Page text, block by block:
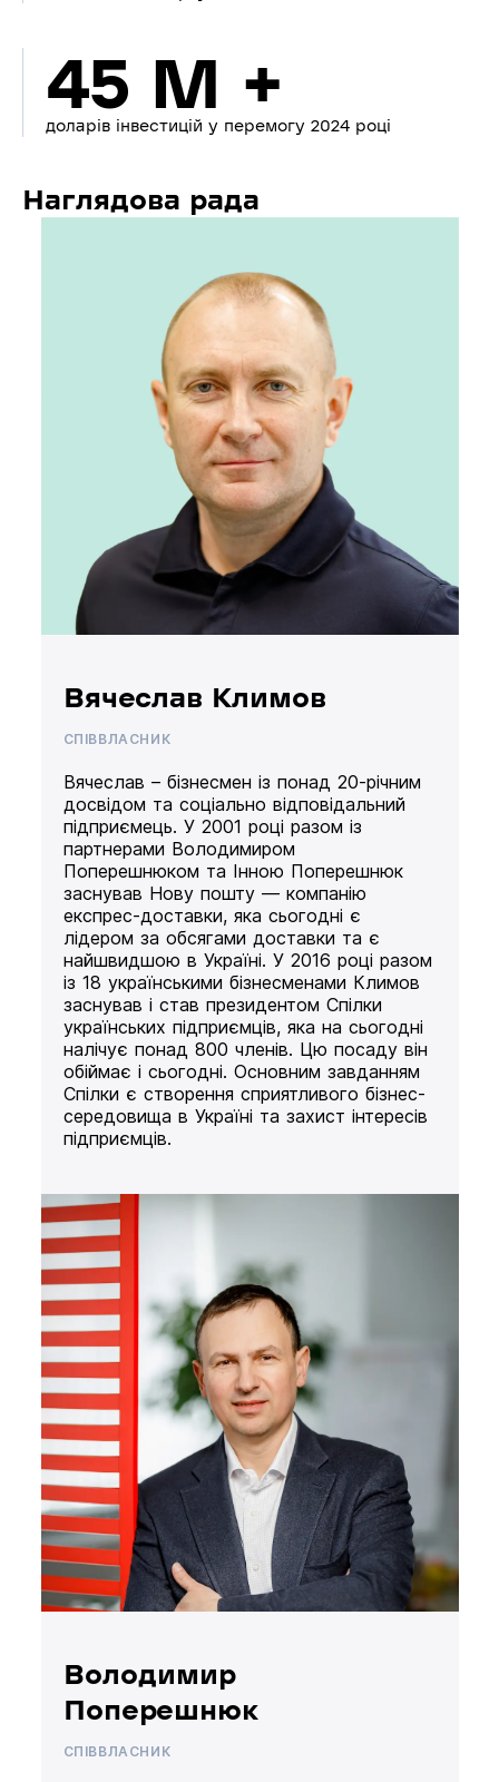
45 M +
доларів інвестицій у перемогу 2024 році
Наглядова рада
Вячеслав Климов
СПІВВЛАСНИК
Вячеслав – бізнесмен із понад 20-річним
досвідом та соціально відповідальний
підприємець. У 2001 році разом із
партнерами Володимиром
Поперешнюком та Інною Поперешнюк
заснував Нову пошту — компанію
експрес-доставки, яка сьогодні є
лідером за обсягами доставки та є
найшвидшою в Україні. У 2016 році разом
із 18 українськими бізнесменами Климов
заснував і став президентом Спілки
українських підприємців, яка на сьогодні
налічує понад 800 членів. Цю посаду він
обіймає і сьогодні. Основним завданням
Спілки є створення сприятливого бізнес-
середовища в Україні та захист інтересів
підприємців.
Володимир
Поперешнюк
СПІВВЛАСНИК